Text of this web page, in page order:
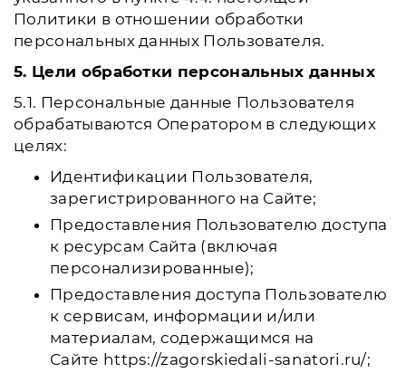
Политики в отношении обработки
персональных данных Пользователя.
5. Цели обработки персональных данных
5.1. Персональные данные Пользователя
обрабатываются Оператором в следующих
целях:
Идентификации Пользователя,
зарегистрированного на Сайте;
Предоставления Пользователю доступа
к ресурсам Сайта (включая
персонализированные);
Предоставления доступа Пользователю
к сервисам, информации и/или
материалам, содержащимся на
Сайте https://zagorskiedali-sanatori.ru/;